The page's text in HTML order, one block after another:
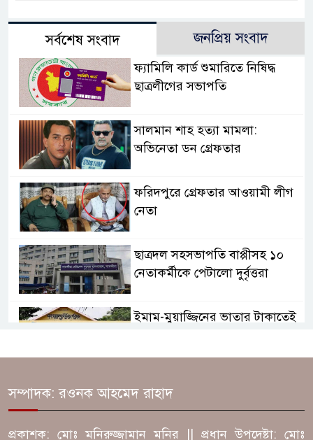
সর্বশেষ সংবাদ জনপ্রিয় সংবাদ
ফ্যামিলি কার্ড শুমারিতে নিষিদ্ধ
ছাত্রলীগের সভাপতি
সালমান শাহ হত্যা মামলা:
অভিনেতা ডন গ্রেফতার
ফরিদপুরে গ্রেফতার আওয়ামী লীগ
নেতা
ছাত্রদল সহসভাপতি বাপ্পীসহ ১০
নেতাকর্মীকে পেটালো দুর্বৃত্তরা
ইমাম-মুয়াজ্জিনের ভাতার টাকাতেই
বাড়ি-দোকান ভাঙচুর! আহত ১০
সম্পাদক: রওনক আহমেদ রাহাদ
প্রকাশক: মোঃ মনিরুজ্জামান মনির || প্রধান উপদেষ্টা: মোঃ